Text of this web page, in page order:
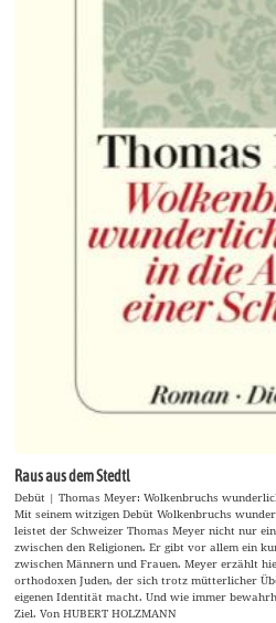
Raus aus dem Stedtl
Debüt | Thomas Meyer: Wolkenbruchs
Mit seinem witzigen Debüt Wolkenbruchs
leistet der Schweizer Thomas Meyer nicht nur
zwischen den Religionen. Er gibt vor allem ein
zwischen Männern und Frauen. Meyer erzählt
orthodoxen Juden, der sich trotz mütterlicher
eigenen Identität macht. Und wie immer
Ziel. Von HUBERT HOLZMANN